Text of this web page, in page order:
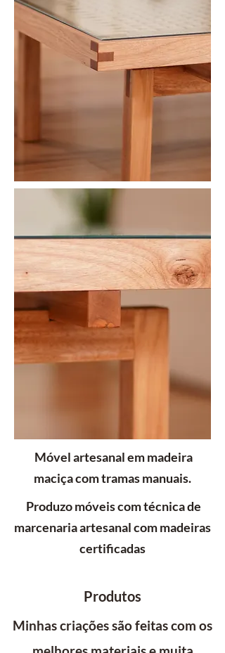
Móvelartesanalem madeira
maciça com tramas manuais.
Produzo móveis com técnica de
marcenaria artesanal com madeiras
certificadas
Produtos
Minhas criações são feitas com os